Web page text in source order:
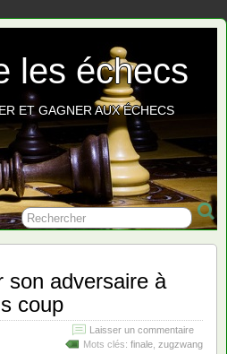
les échecs
ET GAGNER AUX ÉCHECS
son adversaire à
coup
Laisser un commentaire
Mots clés: finale zugzwang